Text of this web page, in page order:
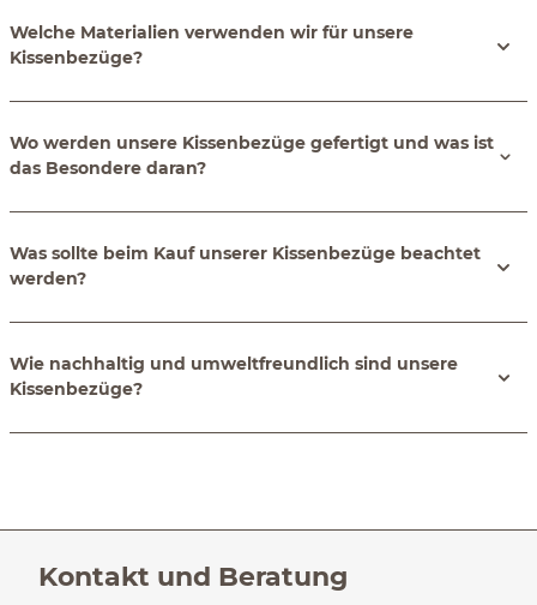
Welche Materialien verwenden wir für unsere
Kissenbezüge?
Wo werden unsere Kissenbezüge gefertigt und was ist
das Besondere daran?
Was sollte beim Kauf unserer Kissenbezüge beachtet
werden?
Wie nachhaltig und umweltfreundlich sind unsere
Kissenbezüge?
Kontakt und Beratung